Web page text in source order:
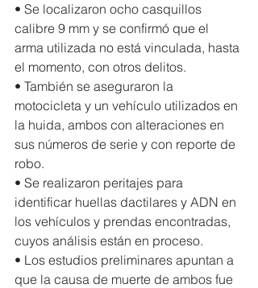
• Se localizaron ocho casquillos
calibre 9 mm y se confirmó que el
arma utilizada no está vinculada, hasta
el momento, con otros delitos.
• También se aseguraron la
motocicleta y un vehículo utilizados en
la huida, ambos con alteraciones en
sus números de serie y con reporte de
robo.
• Se realizaron peritajes para
identificar huellas dactilares y ADN en
los vehículos y prendas encontradas,
cuyos análisis están en proceso.
• Los estudios preliminares apuntan a
que la causa de muerte de ambos fue